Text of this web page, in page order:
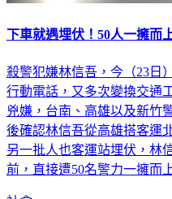
下車就遇埋伏！50人一擁
殺警犯嫌林信吾，今（23日
行動電話，又多次變換交通
兇嫌，台南、高雄以及新竹
後確認林信吾從高雄搭客運
另一批人也客運站埋伏，林
前，直接遭50名警力一擁而